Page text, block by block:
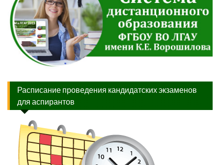
Расписание проведения кандидатских экзаменов
для аспирантов